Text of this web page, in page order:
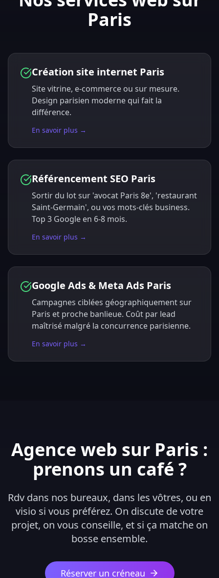
Paris
Création site internet Paris
Site vitrine, e-commerce ou sur mesure.
Design parisien moderne qui fait la
différence.
En savoir plus →
Référencement SEO Paris
Sortir du lot sur 'avocat Paris 8e', 'restaurant
Saint-Germain', ou vos mots-clés business.
Top 3 Google en 6-8 mois.
En savoir plus →
Google Ads & Meta Ads Paris
Campagnes ciblées géographiquement sur
Paris et proche banlieue. Coût par lead
maîtrisé malgré la concurrence parisienne.
En savoir plus →
Agence web sur Paris :
prenons un café ?
Rdv dans nos bureaux, dans les vôtres, ou en
visio si vous préférez. On discute de votre
projet, on vous conseille, et si ça matche on
bosse ensemble.
Réserver un créneau